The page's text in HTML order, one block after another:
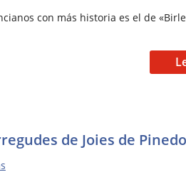
con más historia es el de
de Joies de